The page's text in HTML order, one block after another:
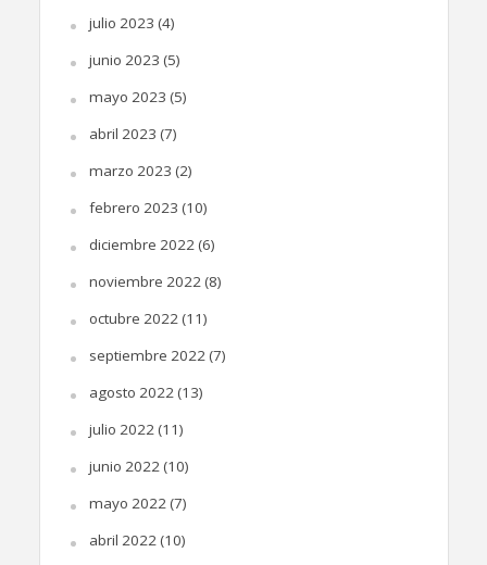
julio 2023 (4)
junio 2023 (5)
mayo 2023 (5)
abril 2023 (7)
marzo 2023 (2)
febrero 2023 (10)
diciembre 2022(6)
noviembre 2022(8)
octubre 2022(11)
septiembre 2022(7)
agosto 2022(13)
julio 2022(11)
junio 2022(10)
mayo 2022(7)
abril 2022(10)